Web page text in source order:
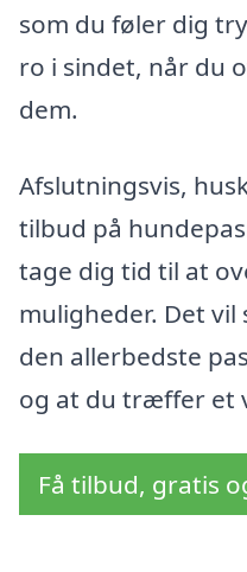
som du føler dig
ro i sindet, når du
dem.
Afslutningsvis,
tilbud på
tage dig tid til at
muligheder. Det
den allerbedste
og at du træffer et
Få tilbud, gratis